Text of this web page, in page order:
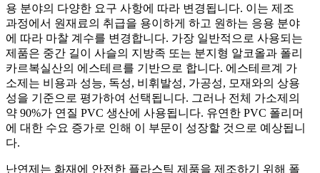
용 분야의 다양한 요구 사항에 따라 변경됩니다. 이는 제조
과정에서 원재료의 취급을 용이하게 하고 원하는 응용 분야
에 따라 마찰 계수를 변경합니다. 가장 일반적으로 사용되는
제품은 중간 길이 사슬의 지방족 또는 분지형 알코올과 폴리
카르복실산의 에스테르를 기반으로 합니다. 에스테르계 가
소제는 비용과 성능, 독성, 비휘발성, 가공성, 모재와의 상용
성을 기준으로 평가하여 선택됩니다. 그러나 전체 가소제의
약 90%가 연질 PVC 생산에 사용됩니다. 유연한 PVC 폴리머
에 대한 수요 증가로 인해 이 부문이 성장할 것으로 예상됩니
다.
난연제는 화재에 안전한 플라스틱 제품을 제조하기 위해 폴